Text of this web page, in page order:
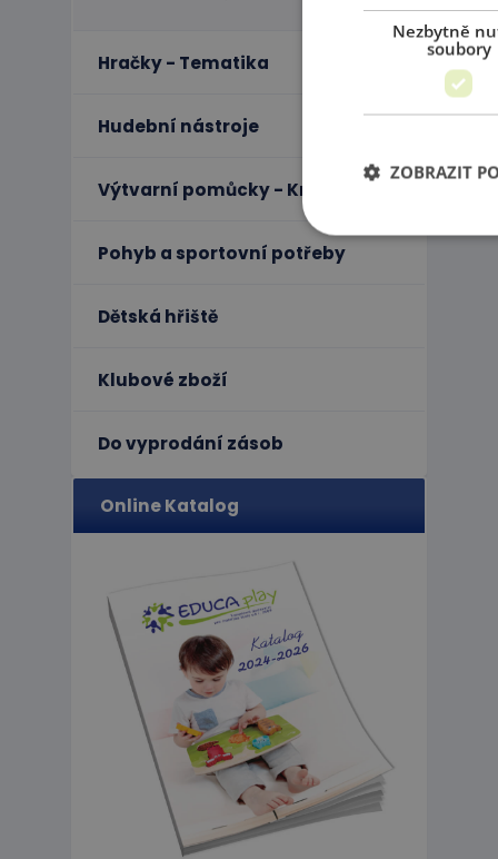
Hračky - Tematika
Hudební nástroje
Výtvarní pomůcky - Kreativita
Pohyb a sportovní potřeby
Dětská hřiště
Klubové zboží
Do vyprodání zásob
Online Katalog
Nezbytně
soubory
ZOBRAZIT
limit